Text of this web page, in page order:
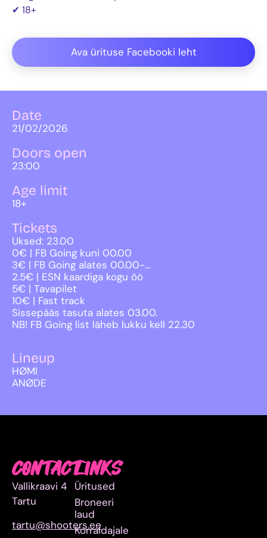
✔ 18+
Ava ürituse Facebooki leht
Date
21/02/2026
Doors open
23:00
Age limit
18+
Tickets
Uksed: 23.00
0€ | FB Going kuni 00.00
3€ | FB Going alates 00.00-…
2.5€ | ESN kaardiga kogu öö
5€ | Tavapilet
10€ | Fast track
Sissepääs tasuta alates 03.00.
NB! FB Going list läheb lukku kell 22.30
Lineup
HØMI
ANØDE
CONTACT
Vallikraavi 4
Tartu
tartu@shooters.ee
LINKS
Üritused
Broneeri
laud
Korraldajale